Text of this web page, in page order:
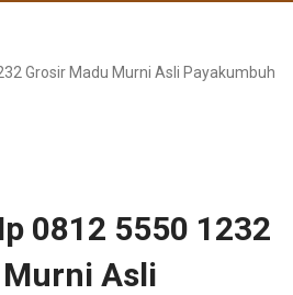
Grosir Madu Murni Asli Payakumbuh
0812 5550 1232
Asli